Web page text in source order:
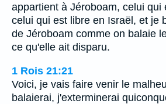
appartient à Jéroboam, celui qui
celui qui est libre en Israël, et je
de Jéroboam comme on balaie
ce qu'elle ait disparu.
1 Rois 21:21
Voici, je vais faire venir le
balaierai, j'exterminerai